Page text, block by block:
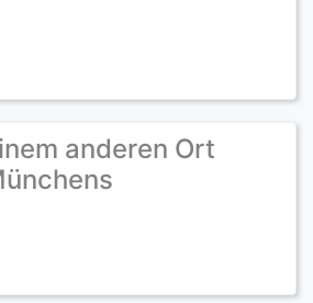
anderen Ort